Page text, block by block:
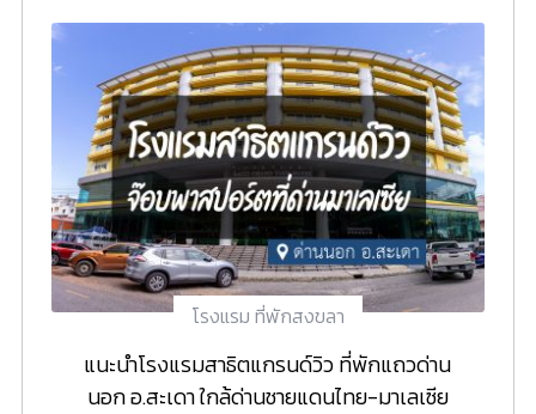
โรงแรม ที่พักสงขลา
แนะนำโรงแรมสาธิตแกรนด์วิว ที่พักแถวด่าน
นอก อ.สะเดา ใกล้ด่านชายแดนไทย-มาเลเซีย